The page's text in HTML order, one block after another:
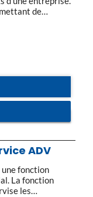
de
qui ont du
des stocks
ADV
une fonction
La fonction
les